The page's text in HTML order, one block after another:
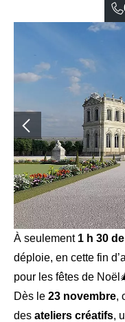
À seulement 1 h 30
déploie, en cette fin
pour les fêtes de
Dès le 23 novembre,
des ateliers créatifs,